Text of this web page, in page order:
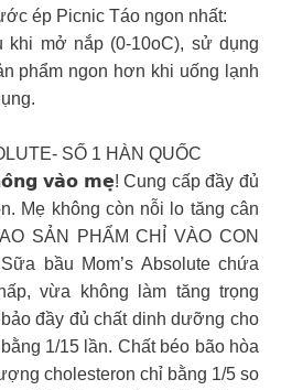
ép Picnic Táo ngon nhất:
khi mở nắp (0-10oC), sử dụng
phẩm ngon hơn khi uống lạnh
SỐ 1 HÀN QUỐC
𝘃𝗮̀𝗼 𝗺𝗲̣! Cung cấp đầy đủ
Mẹ không còn nỗi lo tăng cân
SẢN PHẨM CHỈ VÀO CON
bầu Mom’s Absolute chứa
vừa không làm tăng trọng
đầy đủ chất dinh dưỡng cho
1/15 lần. Chất béo bão hòa
cholesteron chỉ bằng 1/5 so